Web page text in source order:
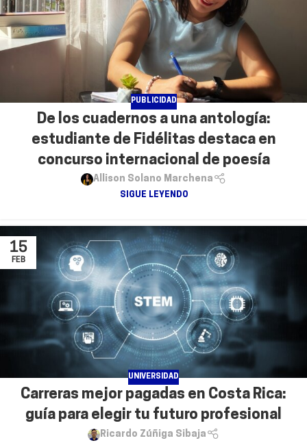
PUBLICIDAD
De los cuadernos a una antología:
estudiante de Fidélitas destaca en
concurso internacional de poesía
Allison Solano Marchena
SIGUE LEYENDO
15
FEB
UNIVERSIDAD
Carreras mejor pagadas en Costa Rica:
guía para elegir tu futuro profesional
Ricardo Zúñiga Sibaja